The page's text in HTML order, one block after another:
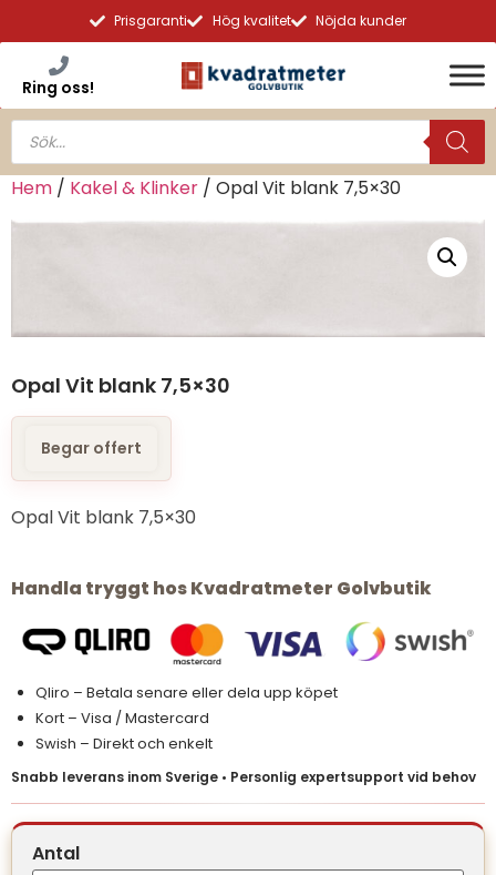
Prisgaranti Hög kvalitet Nöjda kunder
Ring oss!
Hem / Kakel & Klinker / Opal Vit blank 7,5×30
Opal Vit blank 7,5×30
Begar offert
Opal Vit blank 7,5×30
Handla tryggt hos Kvadratmeter Golvbutik
Qliro – Betala senare eller dela upp köpet
Kort – Visa / Mastercard
Swish – Direkt och enkelt
Snabb leverans inom Sverige • Personlig expertsupport vid behov
Antal